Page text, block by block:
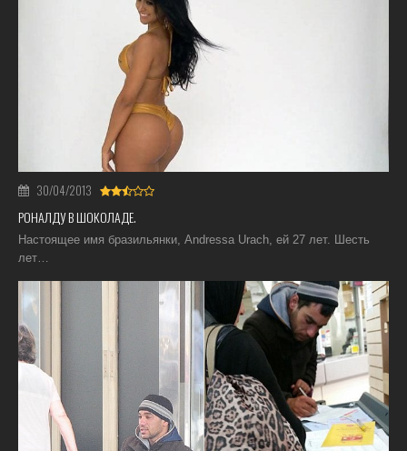
30/04/2013
РОНАЛДУ В ШОКОЛАДЕ.
Настоящее имя бразильянки, Andressa Urach, ей 27 лет. Шесть
лет…